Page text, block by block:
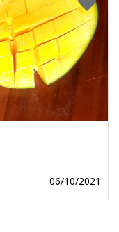
06/10/2021